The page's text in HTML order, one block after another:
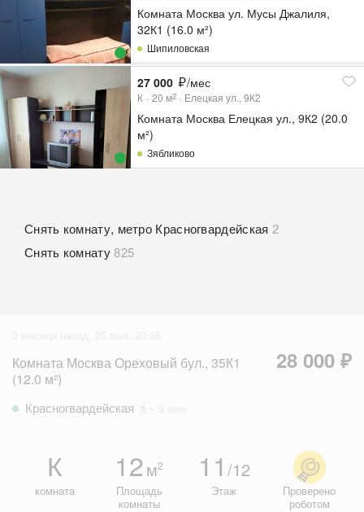
Комната Москва ул. Мусы Джалиля,
32К1 (16.0 м²)
Шипиловская
27 000 /мес
К 20 м2 Елецкая ул., 9К2
Комната Москва Елецкая ул., 9К2 (20.0
м²)
Зябликово
Снять комнату, метро Красногвардейская 2
Снять комнату 825
Комната Москва Ореховый бул., 35К1
(12.0 м²)
28 000 ₽
Красногвардейская
К
комната
12 м2
Площадь
комнаты
11 /12
Этаж
Проверено
роботом